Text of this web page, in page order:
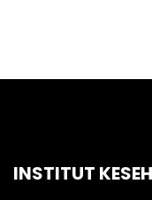
INSTITUT